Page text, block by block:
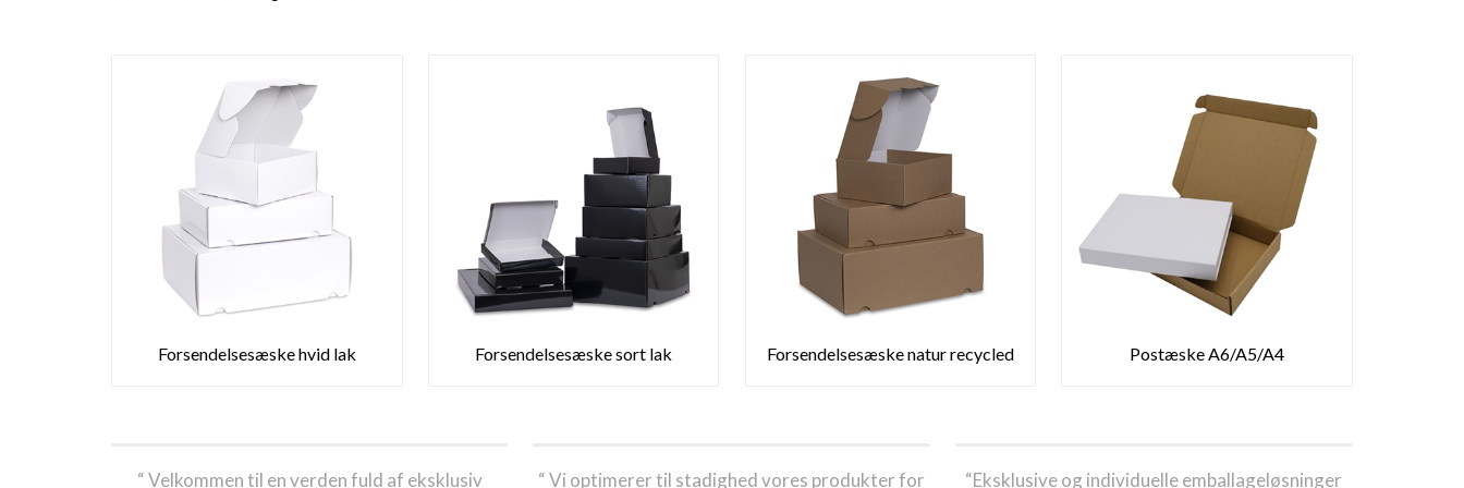
Forsendelsesæske hvid lak Forsendelsesæske sort lak Forsendelsesæske natur recycled Postæske A6/A5/A4
“ Velkommen til en verden fuld af eksklusiv “ Vi optimerer til stadighed vores produkter for “Eksklusive og individuelle emballageløsninger